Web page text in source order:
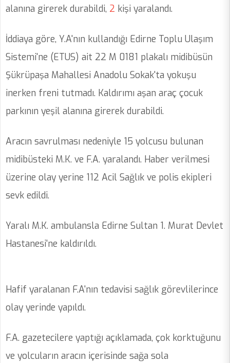
alanına girerek durabildi, 2 kişi yaralandı.
İddiaya göre, Y.A'nın kullandığı Edirne Toplu Ulaşım
Sistemi'ne (ETUS) ait 22 M 0181 plakalı midibüsün
Şükrüpaşa Mahallesi Anadolu Sokak'ta yokuşu
inerken freni tutmadı. Kaldırımı aşan araç çocuk
parkının yeşil alanına girerek durabildi.
Aracın savrulması nedeniyle 15 yolcusu bulunan
midibüsteki M.K. ve F.A. yaralandı. Haber verilmesi
üzerine olay yerine 112 Acil Sağlık ve polis ekipleri
sevk edildi.
Yaralı M.K. ambulansla Edirne Sultan 1. Murat Devlet
Hastanesi'ne kaldırıldı.
Hafif yaralanan F.A'nın tedavisi sağlık görevlilerince
olay yerinde yapıldı.
F.A. gazetecilere yaptığı açıklamada, çok korktuğunu
ve yolcuların aracın içerisinde sağa sola